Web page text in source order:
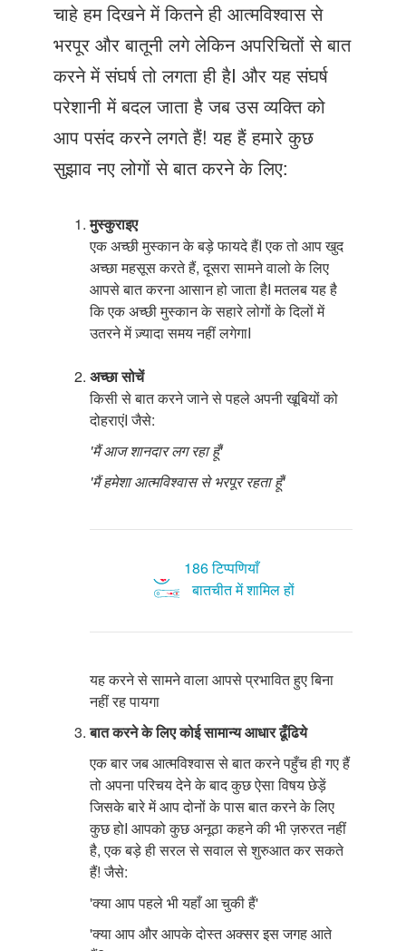
Just Poocho
संपर्क करें
चाहे हम दिखने में कितने ही आत्मविश्वास से
भरपूर और बातूनी लगे लेकिन अपरिचितों से बात
करने में संघर्ष तो लगता ही हैI और यह संघर्ष
परेशानी में बदल जाता है जब उस व्यक्ति को
आप पसंद करने लगते हैं! यह हैं हमारे कुछ
सुझाव नए लोगों से बात करने के लिए:
मुस्कुराइए
एक अच्छी मुस्कान के बड़े फायदे हैंI एक तो आप खुद
अच्छा महसूस करते हैं, दूसरा सामने वालो के लिए
आपसे बात करना आसान हो जाता हैI मतलब यह है
कि एक अच्छी मुस्कान के सहारे लोगों के दिलों में
उतरने में ज़्यादा समय नहीं लगेगाI
अच्छा सोचें
किसी से बात करने जाने से पहले अपनी खूबियों को
दोहराएंI जैसे:
'मैं आज शानदार लग रहा हूँ'
'मैं हमेशा आत्मविश्वास से भरपूर रहता हूँ'
186 टिप्पणियाँ
बातचीत में शामिल हों
यह करने से सामने वाला आपसे प्रभावित हुए बिना
नहीं रह पायगा
बात करने के लिए कोई सामान्य आधार ढूँढिये
एक बार जब आत्मविश्वास से बात करने पहुँच ही गए हैं
तो अपना परिचय देने के बाद कुछ ऐसा विषय छेड़ें
जिसके बारे में आप दोनों के पास बात करने के लिए
कुछ होI आपको कुछ अनूठा कहने की भी ज़रुरत नहीं
है, एक बड़े ही सरल से सवाल से शुरुआत कर सकते
हैं! जैसे:
'क्या आप पहले भी यहाँ आ चुकी हैं'
'क्या आप और आपके दोस्त अक्सर इस जगह आते